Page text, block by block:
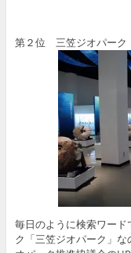
第２位 三笠ジオパーク
毎日のように検索ワー
ク「三笠ジオパーク」